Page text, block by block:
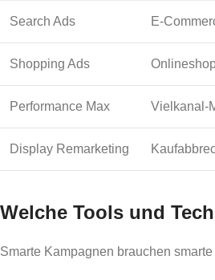
Search Ads E-
Shopping Ads
Performance Max Vielkanal-
Display Remarketing
Welche Tools und
Smarte Kampagnen brauchen